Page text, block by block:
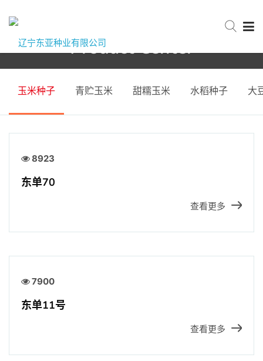
关于东亚
新闻中心
招贤纳士
Product Center
玉米种子
青贮玉米 甜糯玉米 水稻种子 大
8923
东单70
查看更多
7900
东单11号
查看更多